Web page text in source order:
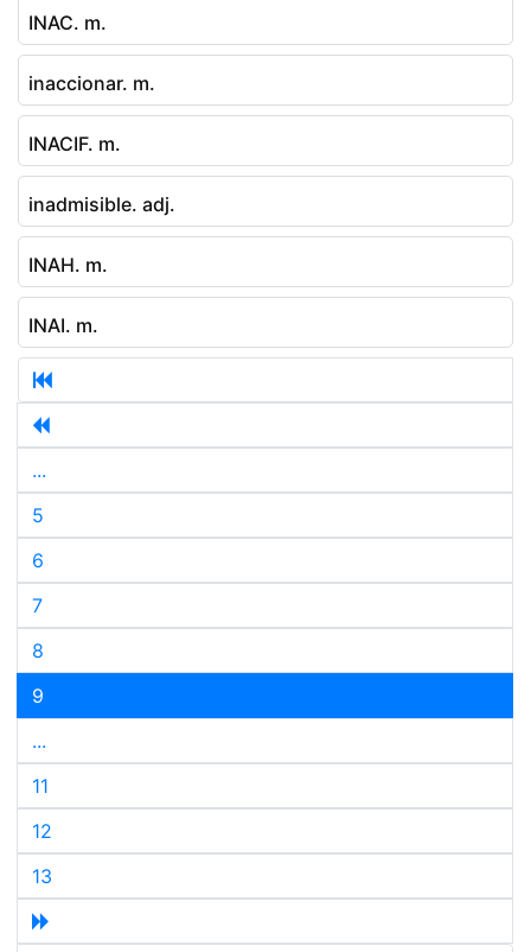
INAC. m.
inaccionar. m.
INACIF. m.
inadmisible. adj.
INAH. m.
INAI. m.
...
5
6
7
8
9
...
11
12
13